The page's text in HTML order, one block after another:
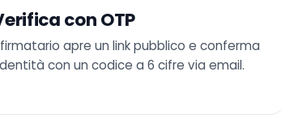
con OTP
apre un link pubblico e conferma
con un codice a 6 cifre via email.